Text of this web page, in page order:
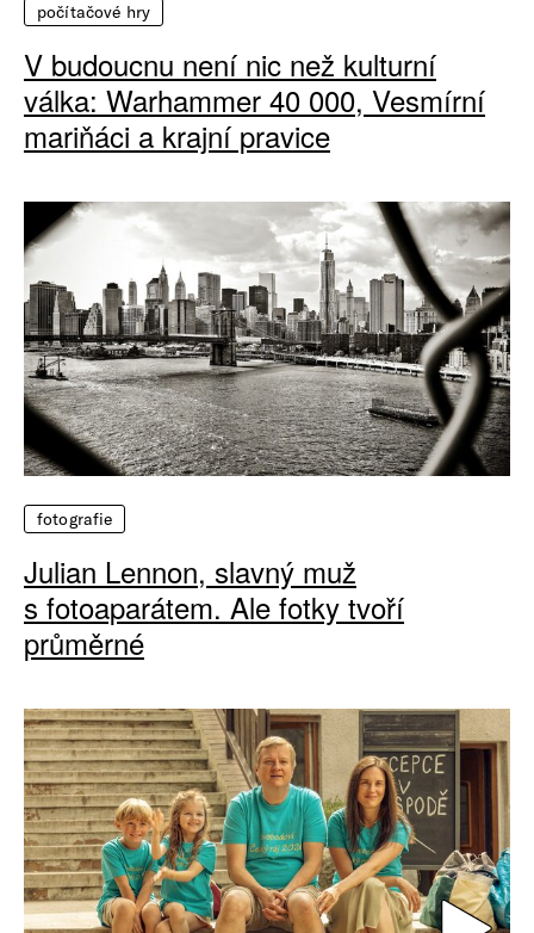
počítačové hry
V budoucnu není nic než kulturní
válka: Warhammer 40 000, Vesmírní
mariňáci a krajní pravice
fotografie
Julian Lennon, slavný muž
s fotoaparátem. Ale fotky tvoří
průměrné